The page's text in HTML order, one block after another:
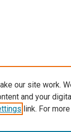
our site work.
and your
link. For